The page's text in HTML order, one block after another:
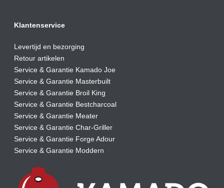
Klantenservice
Levertijd en bezorging
Retour artikelen
Service & Garantie Kamado Joe
Service & Garantie Masterbuilt
Service & Garantie Broil King
Service & Garantie Bestcharcoal
Service & Garantie Meater
Service & Garantie Char-Griller
Service & Garantie Forge Adour
Service & Garantie Moddern